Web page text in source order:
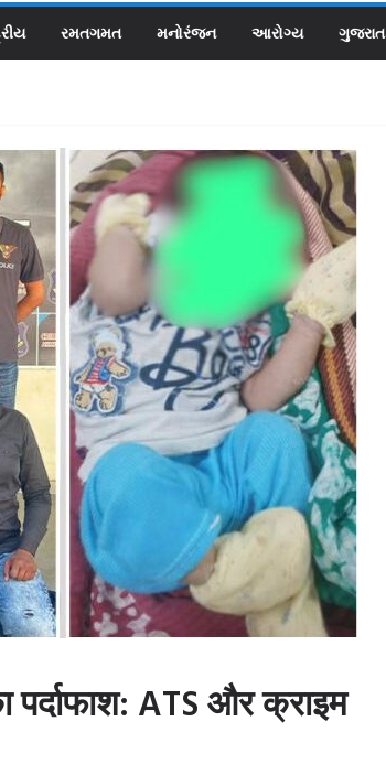
રમતગમત મનોરંજન આરોગ્ય ગુજરાત
पर्दाफाश: ATS और क्राइम